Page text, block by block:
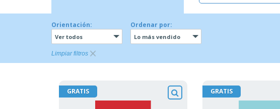
Orientación:
Ver todos
Ordenar por:
Lo más vendido
Limpiar filtros
GRATIS GRATIS